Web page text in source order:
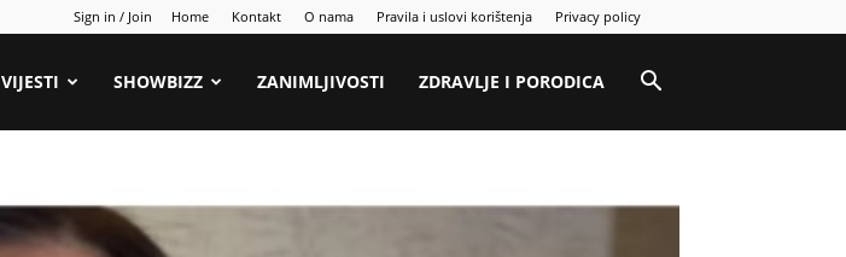
Sign in / Join Home Kontakt O nama Pravila i uslovi korištenja Privacy policy
VIJESTI SHOWBIZZ ZANIMLJIVOSTI ZDRAVLJE I PORODICA